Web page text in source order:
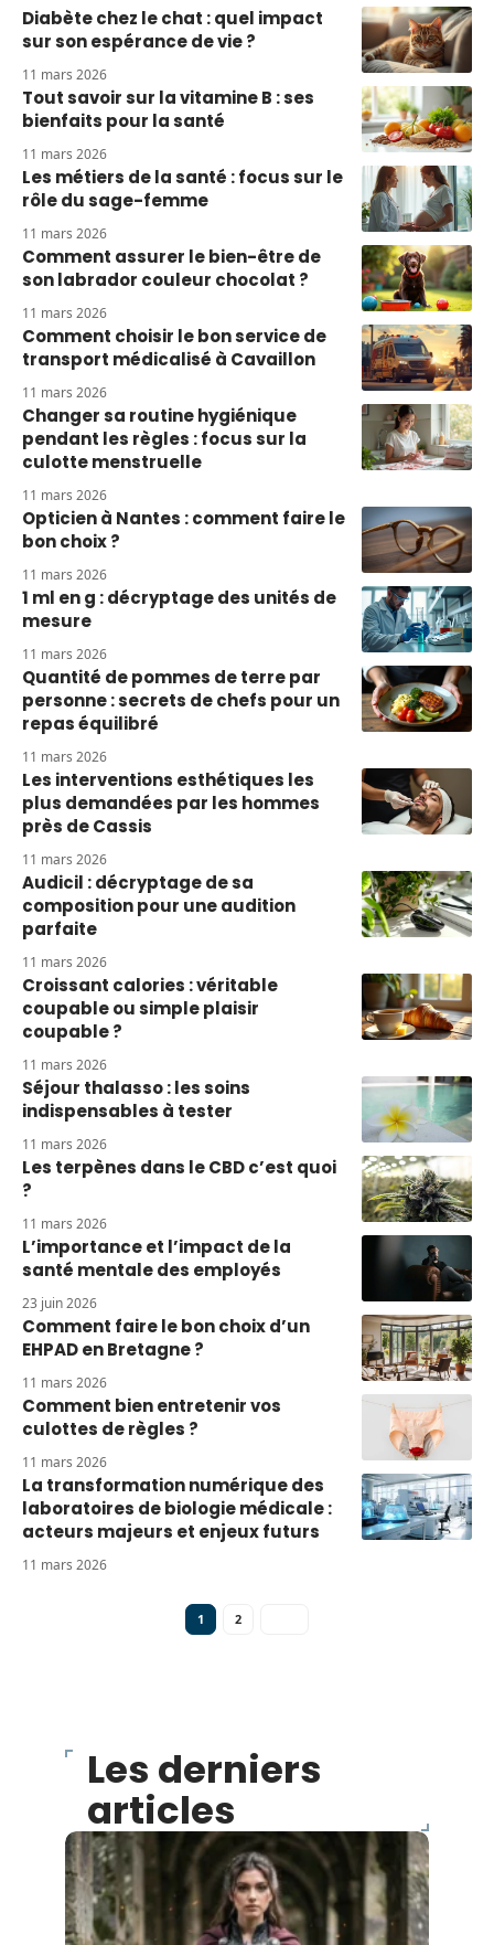
Diabète chez le chat : quel impact
sur son espérance de vie ?
11 mars 2026
Tout savoir sur la vitamine B : ses
bienfaits pour la santé
11 mars 2026
Les métiers de la santé : focus sur le
rôle du sage-femme
11 mars 2026
Comment assurer le bien-être de
son labrador couleur chocolat ?
11 mars 2026
Comment choisir le bon service de
transport médicalisé à Cavaillon
11 mars 2026
Changer sa routine hygiénique
pendant les règles : focus sur la
culotte menstruelle
11 mars 2026
Opticien à Nantes : comment faire le
bon choix ?
11 mars 2026
1 ml en g : décryptage des unités de
mesure
11 mars 2026
Quantité de pommes de terre par
personne : secrets de chefs pour un
repas équilibré
11 mars 2026
Les interventions esthétiques les
plus demandées par les hommes
près de Cassis
11 mars 2026
Audicil : décryptage de sa
composition pour une audition
parfaite
11 mars 2026
Croissant calories : véritable
coupable ou simple plaisir
coupable ?
11 mars 2026
Séjour thalasso : les soins
indispensables à tester
11 mars 2026
Les terpènes dans le CBD c’est quoi
?
11 mars 2026
L’importance et l’impact de la
santé mentale des employés
23 juin 2026
Comment faire le bon choix d’un
EHPAD en Bretagne ?
11 mars 2026
Comment bien entretenir vos
culottes de règles ?
11 mars 2026
La transformation numérique des
laboratoires de biologie médicale :
acteurs majeurs et enjeux futurs
11 mars 2026
1 2
Les derniers
articles